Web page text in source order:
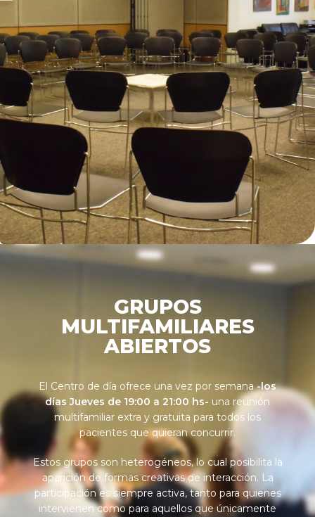
GRUPOS
MULTIFAMILIARES
ABIERTOS
El Centro de día ofrece una vez por semana-los
días Jueves de 19:00 a 21:00 hs- una reunión
multifamiliar extra y gratuita para todos los
pacientes que quieran concurrir.
Estos grupos son heterogéneos, lo cual posibilita la
aparición de formas creativas de interacción. La
participación es siempre activa, tanto para quienes
intervienen como para aquellos que únicamente